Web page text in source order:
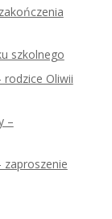
szkolnego
rodzice Oliwii
–
zaproszenie